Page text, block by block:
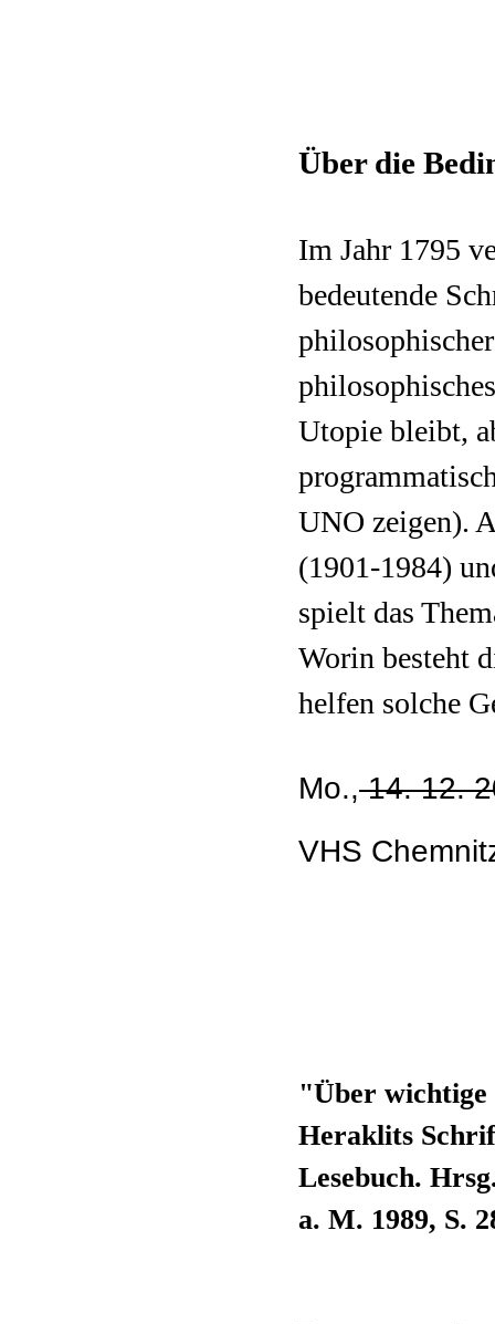
Über die
Im Jahr 1795
bedeutende
Utopie bleibt,
UNO zeigen).
(1901-1984)
spielt das
Worin besteht
helfen solche
Mo.,14. 12.
VHS
"Über
Heraklits
Lesebuch.
a. M. 1989, S.